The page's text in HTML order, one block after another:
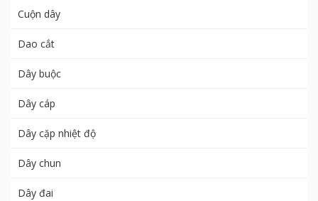
Cuộn dây
Dao cắt
Dây buộc
Dây cáp
Dây cặp nhiệt độ
Dây chun
Dây đai